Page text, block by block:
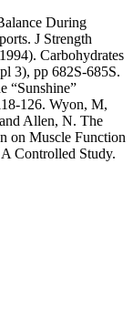
During
J Strength
Carbohydrates
3), pp 682S-685S.
“Sunshine”
126. Wyon, M,
Allen, N. The
on Muscle Function
Controlled Study.